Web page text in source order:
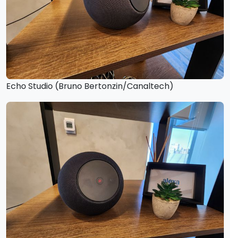
Echo Studio (Bruno Bertonzin/Canaltech)